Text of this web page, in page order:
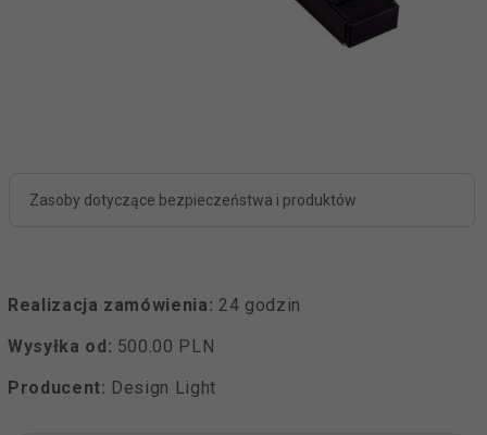
Zasoby dotyczące bezpieczeństwa i produktów
Realizacja zamówienia: 24 godzin
Wysyłka od: 500.00 PLN
Producent: Design Light